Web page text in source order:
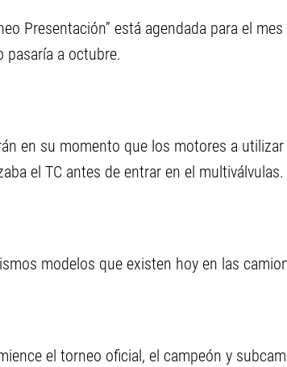
Presentación” está agendada para el mes
pasaría a octubre.
en su momento que los motores a
el TC antes de entrar en el multiválvulas.
modelos que existen hoy en las
el torneo oficial, el campeón y